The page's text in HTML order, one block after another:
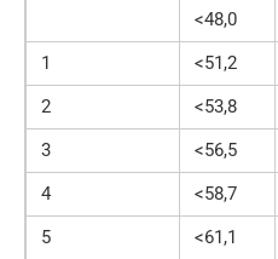
<48,0
1
<51,2
2
<53,8
3
<56,5
4
<58,7
5
<61,1